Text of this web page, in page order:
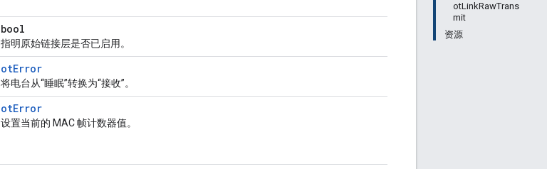
otLinkRawTrans
mit
资源
bool
指明原始链接层是否已启用。
otError
将电台从“睡眠”转换为“接收”。
otError
设置当前的 MAC 帧计数器值。